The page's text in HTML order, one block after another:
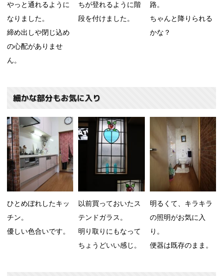
やっと通れるように
なりました。
締め出しや閉じ込め
の心配がありませ
ん。
ちが登れるように階
段を付けました。
路。
ちゃんと降りられる
かな？
細かな部分もお気に入り
ひとめぼれしたキッ
チン。
優しい色合いです。
以前買っておいたス
テンドガラス。
明り取りにもなって
ちょうどいい感じ。
明るくて、キラキラ
の照明がお気に入
り。
便器は既存のまま。